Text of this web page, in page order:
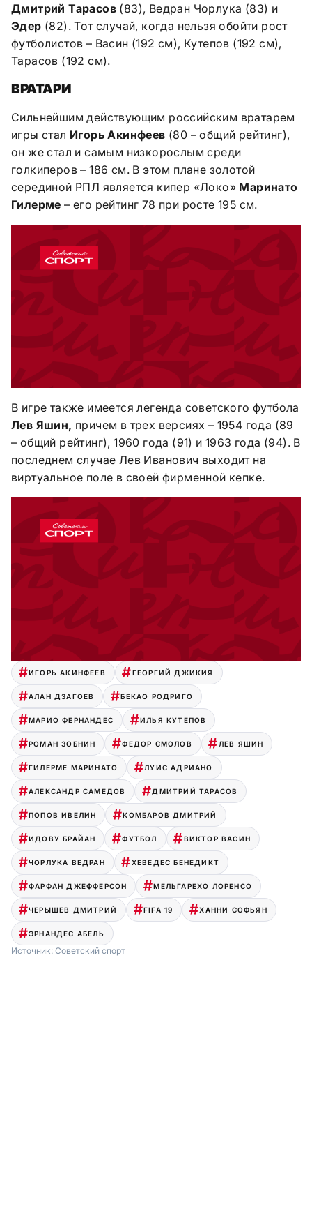
Дмитрий Тарасов (83), Ведран Чорлука (83) и
Эдер (82). Тот случай, когда нельзя обойти рост
футболистов – Васин (192 см), Кутепов (192 см),
Тарасов (192 см).
ВРАТАРИ
Сильнейшим действующим российским вратарем
игры стал Игорь Акинфеев (80 – общий рейтинг),
он же стал и самым низкорослым среди
голкиперов – 186 см. В этом плане золотой
серединой РПЛ является кипер «Локо» Маринато
Гилерме– его рейтинг 78 при росте 195 см.
В игре также имеется легенда советского футбола
Лев Яшин, причем в трех версиях – 1954 года (89
– общий рейтинг), 1960 года (91) и 1963 года (94). В
последнем случае Лев Иванович выходит на
виртуальное поле в своей фирменной кепке.
ИГОРЬ АКИНФЕЕВ ГЕОРГИЙ ДЖИКИЯ
АЛАН ДЗАГОЕВ БЕКАО РОДРИГО
МАРИО ФЕРНАНДЕС ИЛЬЯ КУТЕПОВ
РОМАН ЗОБНИН ФЕДОР СМОЛОВ ЛЕВ ЯШИН
ГИЛЕРМЕ МАРИНАТО ЛУИС АДРИАНО
АЛЕКСАНДР САМЕДОВ ДМИТРИЙ ТАРАСОВ
ПОПОВ ИВЕЛИН КОМБАРОВ ДМИТРИЙ
ИДОВУ БРАЙАН ФУТБОЛ ВИКТОР ВАСИН
ЧОРЛУКА ВЕДРАН ХЕВЕДЕС БЕНЕДИКТ
ФАРФАН ДЖЕФФЕРСОН МЕЛЬГАРЕХО ЛОРЕНСО
ЧЕРЫШЕВ ДМИТРИЙ FIFA 19 ХАННИ СОФЬЯН
ЭРНАНДЕС АБЕЛЬ
Источник: Советский спорт